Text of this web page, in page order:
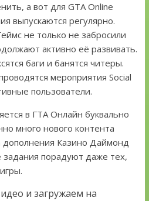
а вот для GTA Online
выпускаются регулярно.
не только не забросили
активно её развивать.
баги и банятся читеры.
мероприятия Social
пользователи.
в ГТА Онлайн буквально
много нового контента
дополнения Казино Даймонд
задания порадуют даже тех,
и загружаем на